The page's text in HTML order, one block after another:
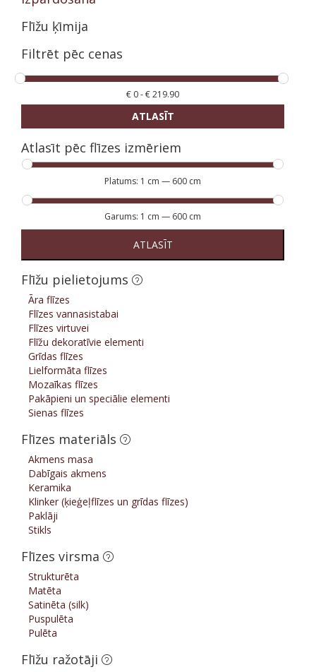
Flīžu ķīmija
Filtrēt pēc cenas
€ 0-€219.90
ATLASĪT
Atlasīt pēc flīzes izmēriem
Platums: 1 cm — 600 cm
Garums: 1 cm — 600 cm
ATLASĪT
Flīžu pielietojums
Āra flīzes
Flīzes vannasistabai
Flīzes virtuvei
Flīžu dekoratīvie elementi
Grīdas flīzes
Lielformāta flīzes
Mozaīkas flīzes
Pakāpieni un speciālie elementi
Sienas flīzes
Flīzes materiāls
Akmens masa
Dabīgais akmens
Keramika
Klinker (ķieģeļflīzes un grīdas flīzes)
Paklāji
Stikls
Flīzes virsma
Strukturēta
Matēta
Satinēta (silk)
Puspulēta
Pulēta
Flīžu ražotāji